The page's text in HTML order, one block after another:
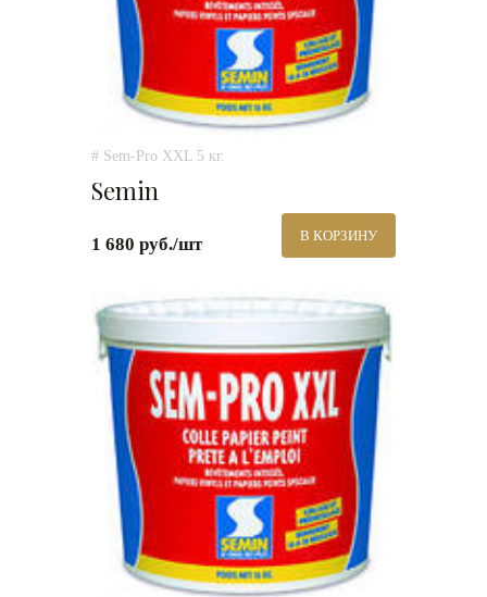
# Sem-Pro XXL 5 кг.
Semin
1 680 руб./шт В КОРЗИНУ